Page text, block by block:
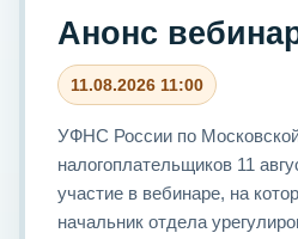
Анонс
11.08.2026 11:00
УФНС России по
налогоплательщиков 11
участие в вебинаре, на
начальник отдела